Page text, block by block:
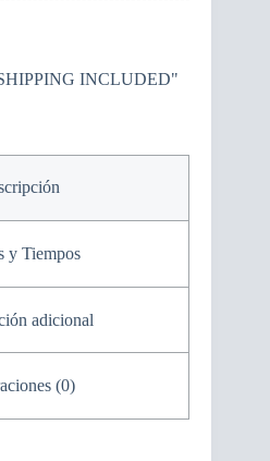
INCLUDED"
y Tiempos
adicional
(0)